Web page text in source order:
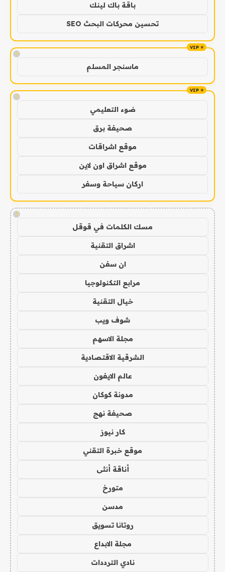
باقة باك لينك
تحسين محركات البحث SEO
!
ماسنجر المسلم
!
ضوء التعليمي
صحيفة برق
موقع اشراقات
موقع اشراق اون لاين
اركان سياحة وسفر
!
مسك الكلمات في قوقل
اشراق التقنية
ان سفن
مرابع التكنولوجيا
خيال التقنية
شوف ويب
مجلة الاسهم
الشرقية الاقتصادية
عالم الايفون
مدونة كوكان
صحيفة نهج
كار نيوز
موقع خبرة التقني
أناقة أنثى
متورخ
مدسن
روتانا تسويق
مجلة الابداع
نادي الترددات